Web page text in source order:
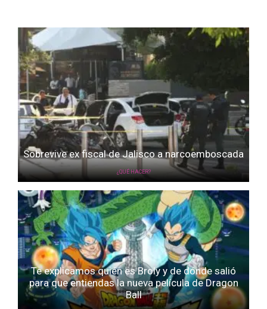
Sobrevive ex fiscal de Jalisco a narcoemboscada
¿QUÉ HACER?
Te explicamos quién es Broly y de dónde salió
para que entiendas la nueva película de Dragon
Ball